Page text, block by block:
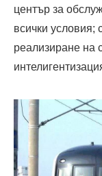
център за
всички условия;
реализиране на